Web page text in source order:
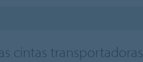
cintas transportadoras